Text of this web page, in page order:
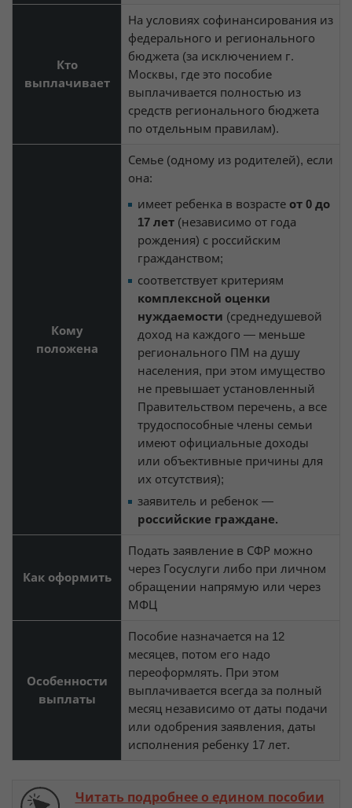
Кто
выплачивает
На условиях софинансирования из
федерального и регионального
бюджета (за исключением г.
Москвы, где это пособие
выплачивается полностью из
средств регионального бюджета
по отдельным правилам).
Кому
положена
Семье (одному из родителей), если
она:
имеет ребенка в возрасте от 0 до
17 лет (независимо от года
рождения) с российским
гражданством;
соответствует критериям
комплексной оценки
нуждаемости (среднедушевой
доход на каждого — меньше
регионального ПМ на душу
населения, при этом имущество
не превышает установленный
Правительством перечень, а все
трудоспособные члены семьи
имеют официальные доходы
или объективные причины для
их отсутствия);
заявитель и ребенок —
российские граждане.
Как оформить
Подать заявление в СФР можно
через Госуслуги либо при личном
обращении напрямую или через
МФЦ
Особенности
выплаты
Пособие назначается на 12
месяцев, потом его надо
переоформлять. При этом
выплачивается всегда за полный
месяц независимо от даты подачи
или одобрения заявления, даты
исполнения ребенку 17 лет.
Читать подробнее о едином пособии